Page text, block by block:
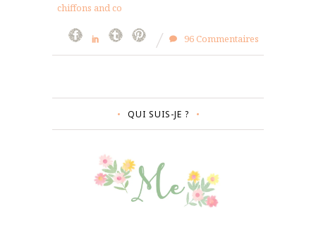
chiffons and co
96 Commentaires
QUI SUIS-JE ?